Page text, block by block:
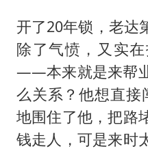
开了20年锁，老达
除了气愤，又实
——本来就是来帮
么关系？他想直接
地围住了他，把路
钱走人，可是来时